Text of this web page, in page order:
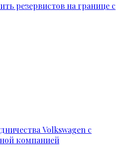
резервистов на границе с
Volkswagen с
компанией